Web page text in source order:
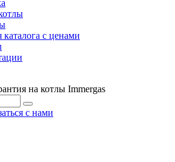
каталога с ценами
на котлы Immergas
с нами